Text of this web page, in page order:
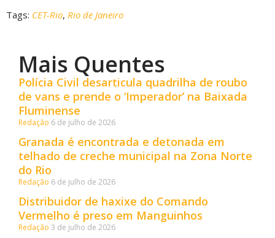
Tags: CET-Rio, Rio de Janeiro
Mais Quentes
Polícia Civil desarticula quadrilha de roubo
de vans e prende o ‘Imperador’ na Baixada
Fluminense
Redação 6 de julho de 2026
Granada é encontrada e detonada em
telhado de creche municipal na Zona Norte
do Rio
Redação 6 de julho de 2026
Distribuidor de haxixe do Comando
Vermelho é preso em Manguinhos
Redação 3 de julho de 2026